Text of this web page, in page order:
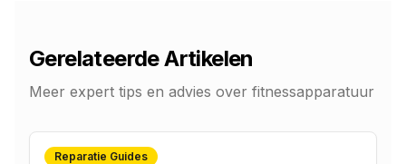
Gerelateerde Artikelen
Meer expert tips en advies over fitnessapparatuur
Reparatie Guides